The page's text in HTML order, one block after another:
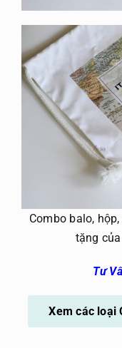
Combo balo,
tặng
Tư
Xem các loại